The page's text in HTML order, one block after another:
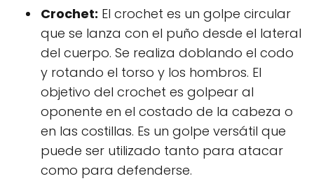
Crochet: El crochet es un golpe circular
que se lanza con el puño desde el lateral
del cuerpo. Se realiza doblando el codo
y rotando el torso y los hombros. El
objetivo del crochet es golpear al
oponente en el costado de la cabeza o
en las costillas. Es un golpe versátil que
puede ser utilizado tanto para atacar
como para defenderse.